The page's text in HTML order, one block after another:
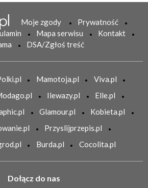
Moje zgody
Prywatność
Mapa serwisu
Kontakt
DSA/Zgłoś treść
Mamotoja.pl
Viva.pl
Ilewazy.pl
Elle.pl
Glamour.pl
Kobieta.pl
Przyslijprzepis.pl
Burda.pl Cocolita.pl
Dołącz do nas